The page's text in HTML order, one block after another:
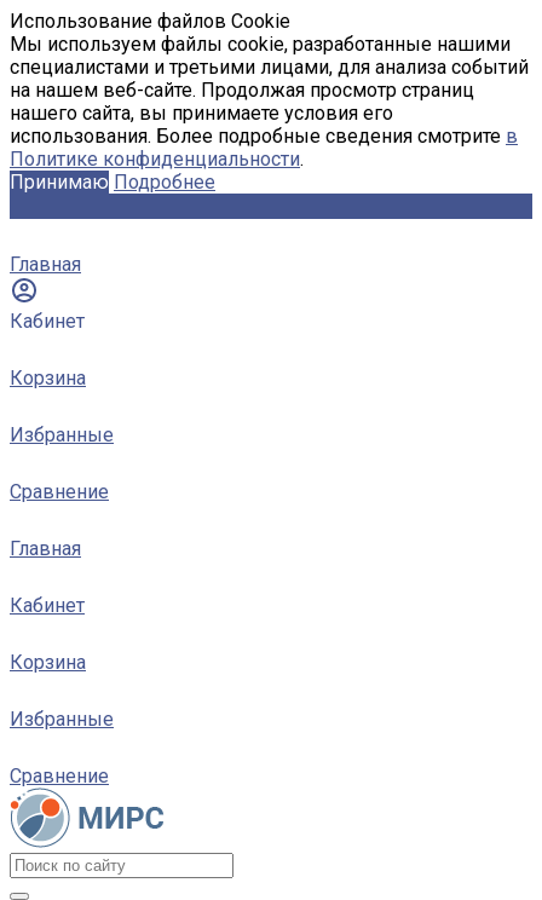
Использование файлов Cookie
Мы используем файлы cookie, разработанные нашими
специалистами и третьими лицами, для анализа событий
на нашем веб-сайте. Продолжая просмотр страниц
нашего сайта, вы принимаете условия его
использования. Более подробные сведения смотрите в
Политике конфиденциальности.
Принимаю Подробнее
Главная
Кабинет
Корзина
Избранные
Сравнение
Главная
Кабинет
Корзина
Избранные
Сравнение